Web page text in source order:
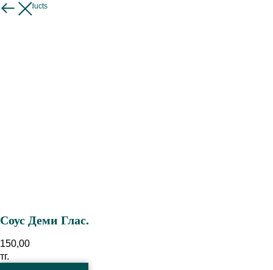
More products
Соус Деми Глас.
150,00
тг.